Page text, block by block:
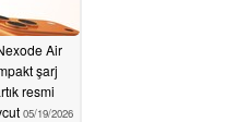
Air
şarj
resmi
05/19/2026